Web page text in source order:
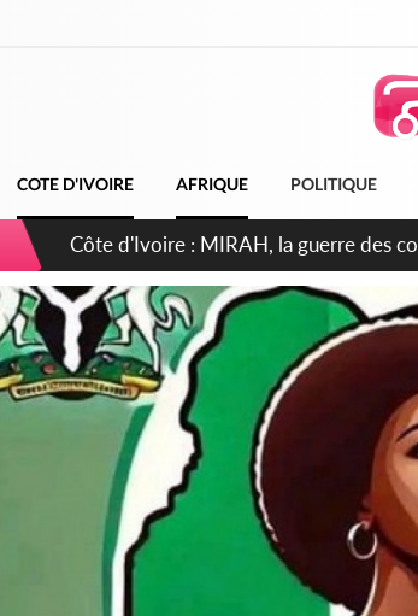
COTE D'IVOIRE AFRIQUE POLITIQUE
Côte d'Ivoire : Indépendance 2026,